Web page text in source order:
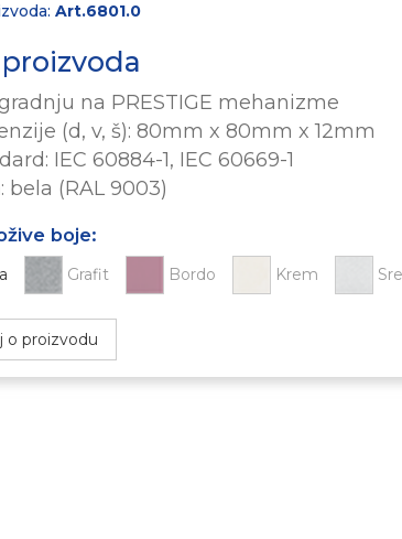
Art.6801.0
na PRESTIGE mehanizme
(d, v, š): 80mm x 80mm x 12mm
IEC 60884-1, IEC 60669-1
: bela (RAL 9003)
boje:
Grafit Bordo Krem
o proizvodu